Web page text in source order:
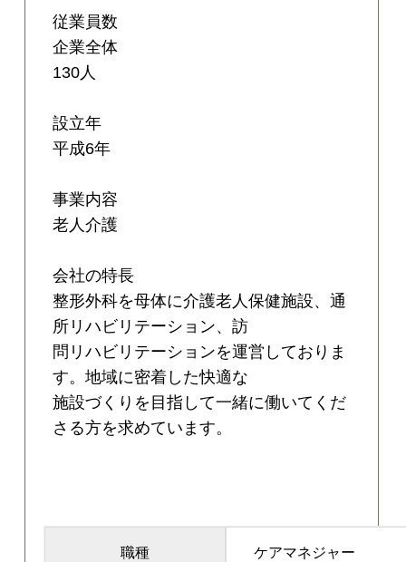
従業員数
企業全体
130人
設立年
平成6年
事業内容
老人介護
会社の特長
整形外科を母体に介護老人保健施設、通
所リハビリテーション、訪
問リハビリテーションを運営しておりま
す。地域に密着した快適な
施設づくりを目指して一緒に働いてくだ
さる方を求めています。
職種 ケアマネジャー